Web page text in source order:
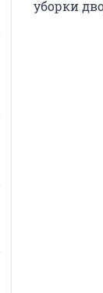
уборки